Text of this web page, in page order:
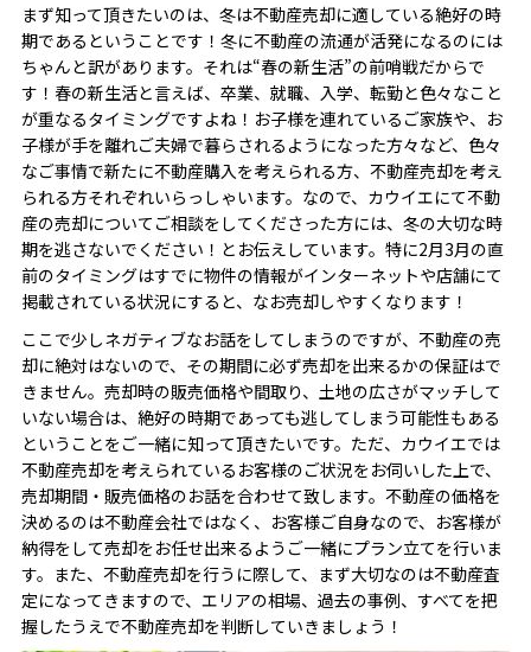
まず知って頂きたいのは、冬は不動産売却に適している絶好の時
期であるということです！冬に不動産の流通が活発になるのには
ちゃんと訳があります。それは“春の新生活”の前哨戦だからで
す！春の新生活と言えば、卒業、就職、入学、転勤と色々なこと
が重なるタイミングですよね！お子様を連れているご家族や、お
子様が手を離れご夫婦で暮らされるようになった方々など、色々
なご事情で新たに不動産購入を考えられる方、不動産売却を考え
られる方それぞれいらっしゃいます。なので、カウイエにて不動
産の売却についてご相談をしてくださった方には、冬の大切な時
期を逃さないでください！とお伝えしています。特に2月3月の直
前のタイミングはすでに物件の情報がインターネットや店舗にて
掲載されている状況にすると、なお売却しやすくなります！
ここで少しネガティブなお話をしてしまうのですが、不動産の売
却に絶対はないので、その期間に必ず売却を出来るかの保証はで
きません。売却時の販売価格や間取り、土地の広さがマッチして
いない場合は、絶好の時期であっても逃してしまう可能性もある
ということをご一緒に知って頂きたいです。ただ、カウイエでは
不動産売却を考えられているお客様のご状況をお伺いした上で、
売却期間・販売価格のお話を合わせて致します。不動産の価格を
決めるのは不動産会社ではなく、お客様ご自身なので、お客様が
納得をして売却をお任せ出来るようご一緒にプラン立てを行いま
す。また、不動産売却を行うに際して、まず大切なのは不動産査
定になってきますので、エリアの相場、過去の事例、すべてを把
握したうえで不動産売却を判断していきましょう！